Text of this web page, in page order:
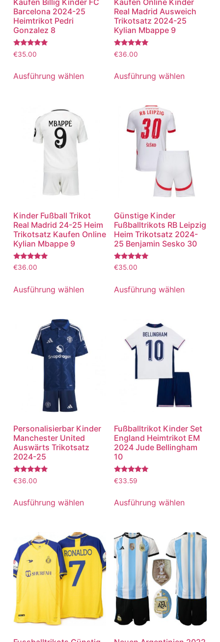
Kaufen Billig Kinder FC
Barcelona 2024-25
Heimtrikot Pedri
Gonzalez 8
Bewertet
mit
von 5
€35.00
Ausführung wählen
Kaufen Online Kinder
Real Madrid Ausweich
Trikotsatz 2024-25
Kylian Mbappe 9
Bewertet
mit
von 5
€36.00
Ausführung wählen
Kinder Fußball Trikot
Real Madrid 24-25 Heim
Trikotsatz Kaufen Online
Kylian Mbappe 9
Bewertet
mit
von 5
€36.00
Ausführung wählen
Günstige Kinder
Fußballtrikots RB Leipzig
Heim Trikotsatz 2024-
25 Benjamin Sesko 30
Bewertet
mit
von 5
€35.00
Ausführung wählen
Personalisierbar Kinder
Manchester United
Auswärts Trikotsatz
2024-25
Bewertet
mit
von 5
€36.00
Ausführung wählen
Fußballtrikot Kinder Set
England Heimtrikot EM
2024 Jude Bellingham
10
Bewertet
mit
von 5
€33.59
Ausführung wählen